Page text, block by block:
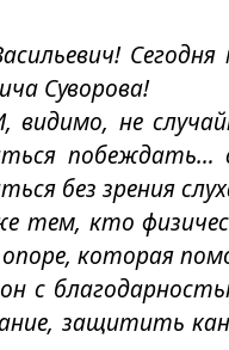
Суворова!
видимо, не
побеждать…
без зрения
кто
которая
с
защитить